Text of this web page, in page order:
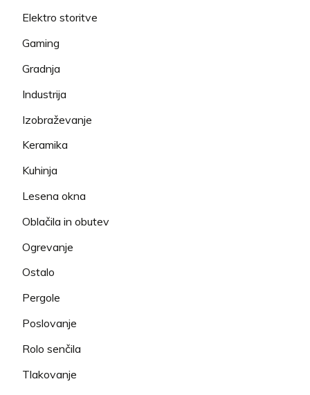
Elektro storitve
Gaming
Gradnja
Industrija
Izobraževanje
Keramika
Kuhinja
Lesena okna
Oblačila in obutev
Ogrevanje
Ostalo
Pergole
Poslovanje
Rolo senčila
Tlakovanje